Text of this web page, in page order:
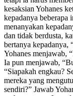
kesaksian Yohanes
kepadanya
menanyakan
dan tidak berdusta,
bertanya kepadanya,
Yohanes menjawab,
Ia pun menjawab,
“Siapakah engkau?
mereka yang
sendiri?” Jawab